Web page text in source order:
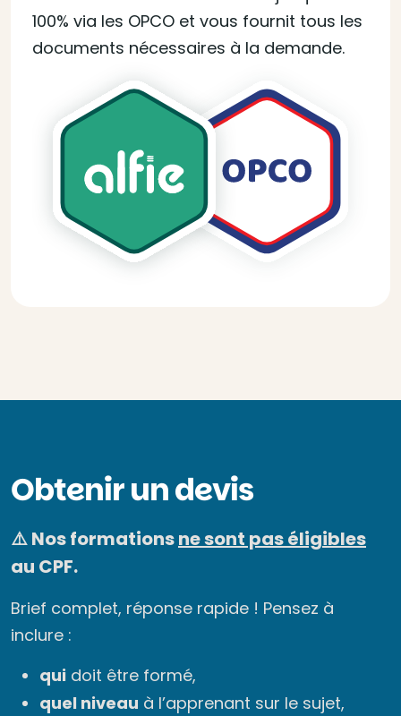
100% via les OPCO et vous fournit tous les
documents nécessaires à la demande.
Obtenir un devis
⚠️ Nos formationsne sont pas éligibles
au CPF.
Brief complet, réponse rapide ! Pensez à
inclure :
qui doit être formé,
quel niveau à l’apprenant sur le sujet,